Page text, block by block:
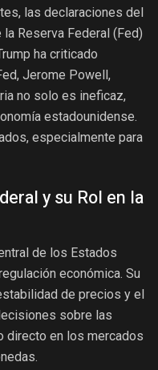
las declaraciones del
Reserva Federal (Fed)
ha criticado
Jerome Powell,
no solo es ineficaz,
estadounidense.
especialmente para
y su Rol en la
de los Estados
económica. Su
de precios y el
sobre las
directo en los mercados